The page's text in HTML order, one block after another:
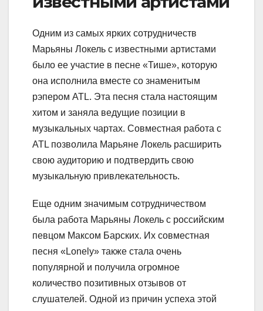
Одним из самых ярких сотрудничеств
Марьяны Локель с известными артистами
было ее участие в песне «Тише», которую
она исполнила вместе со знаменитым
рэпером ATL. Эта песня стала настоящим
хитом и заняла ведущие позиции в
музыкальных чартах. Совместная работа с
ATL позволила Марьяне Локель расширить
свою аудиторию и подтвердить свою
музыкальную привлекательность.
Еще одним значимым сотрудничеством
была работа Марьяны Локель с российским
певцом Максом Барских. Их совместная
песня «Lonely» также стала очень
популярной и получила огромное
количество позитивных отзывов от
слушателей. Одной из причин успеха этой